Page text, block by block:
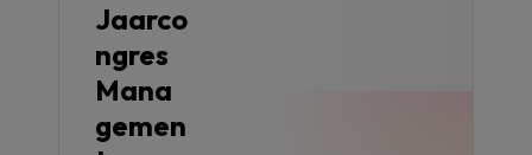
Jaarco
ngres
Mana
gemen